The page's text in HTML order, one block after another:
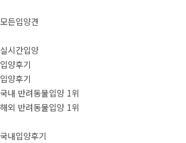
모든입양견
실시간입양
입양후기
입양후기
국내 반려동물입양 1위
해외 반려동물입양 1위
국내입양후기